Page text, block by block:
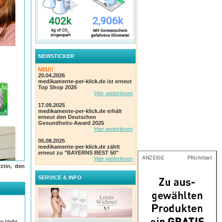
den
NEWSTICKER
NEU!!
20.04.2026
medikamente-per-klick.de ist erneut
Top Shop 2026
Hier weiterlesen
17.09.2025
medikamente-per-klick.de erhält
erneut den Deutschen
Gesundheits-Award 2025
Hier weiterlesen
05.08.2025
medikamente-per-klick.de zählt
erneut zu "BAYERNS BEST 50"
Hier weiterlesen
SERVICE & INFO